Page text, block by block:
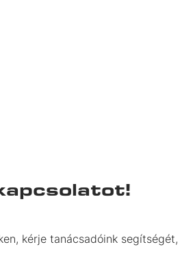
kérje tanácsadóink segítségét,